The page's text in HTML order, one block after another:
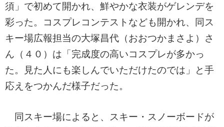
須」で初めて開かれ、鮮やかな衣装がゲレンデを
彩った。コスプレコンテストなども開かれ、同ス
キー場広報担当の大塚昌代（おおつかまさよ）さ
ん（４０）は「完成度の高いコスプレが多かっ
た。見た人にも楽しんでいただけたのでは」と手
応えをつかんだ様子だった。
同スキー場によると、スキー・スノーボードが